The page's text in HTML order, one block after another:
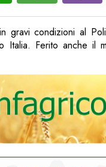
gravi condizioni al
Italia. Ferito anche il